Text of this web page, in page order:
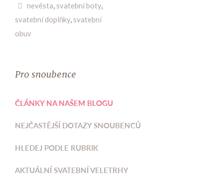
nevěsta svatební boty,
svatební doplňky, svatební
obuv
Pro snoubence
ČLÁNKY NA NAŠEM BLOGU
NEJČASTĚJŠÍ DOTAZY SNOUBENCŮ
HLEDEJ PODLE RUBRIK
AKTUÁLNÍ SVATEBNÍ VELETRHY